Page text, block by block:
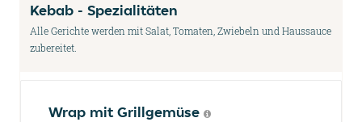
Kebab - Spezialitäten
Alle Gerichte werden mit Salat, Tomaten, Zwiebeln und Haussauce
zubereitet.
Wrap mit Grillgemüse